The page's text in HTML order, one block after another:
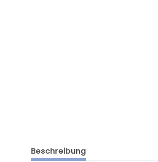
Beschreibung